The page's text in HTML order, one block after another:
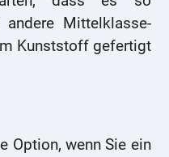
Mittelklasse-
Kunststoff gefertigt
Option, wenn Sie ein